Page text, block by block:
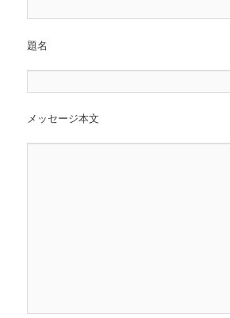
題名
メッセージ本文